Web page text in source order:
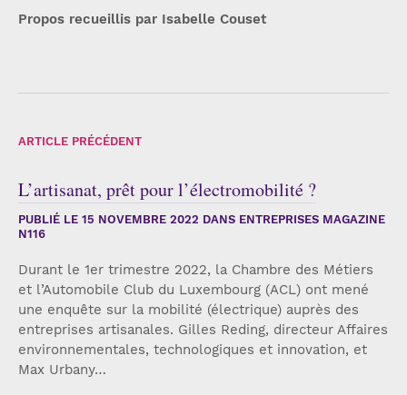
Propos recueillis par Isabelle Couset
ARTICLE PRÉCÉDENT
L’artisanat, prêt pour l’électromobilité ?
PUBLIÉ LE 15 NOVEMBRE 2022 DANS ENTREPRISES MAGAZINE
N116
Durant le 1er trimestre 2022, la Chambre des Métiers
et l’Automobile Club du Luxembourg (ACL) ont mené
une enquête sur la mobilité (électrique) auprès des
entreprises artisanales. Gilles Reding, directeur Affaires
environnementales, technologiques et innovation, et
Max Urbany…